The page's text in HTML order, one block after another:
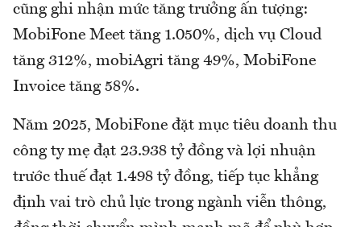
cũng ghi nhận mức tăng trưởng ấn tượng:
MobiFone Meet tăng 1.050%, dịch vụ Cloud
tăng 312%, mobiAgri tăng 49%, MobiFone
Invoice tăng 58%.
Năm 2025, MobiFone đặt mục tiêu doanh thu
công ty mẹ đạt 23.938 tỷ đồng và lợi nhuận
trước thuế đạt 1.498 tỷ đồng, tiếp tục khẳng
định vai trò chủ lực trong ngành viễn thông,